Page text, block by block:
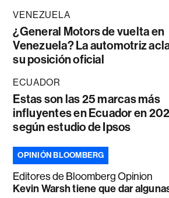
VENEZUELA
¿General Motors de vuelta en
Venezuela? La automotriz
su posición oficial
ECUADOR
Estas son las 25 marcas más
influyentes en Ecuador en
según estudio de Ipsos
OPINIÓN BLOOMBERG
Editores de Bloomberg Opinion
Kevin Warsh tiene que dar